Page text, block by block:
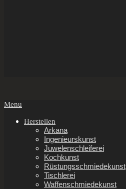
Secondary
Menu
Menu
Herstellen
Arkana
Ingenieurskunst
Juwelenschleiferei
Kochkunst
Rüstungsschmiedekunst
Tischlerei
Waffenschmiedekunst